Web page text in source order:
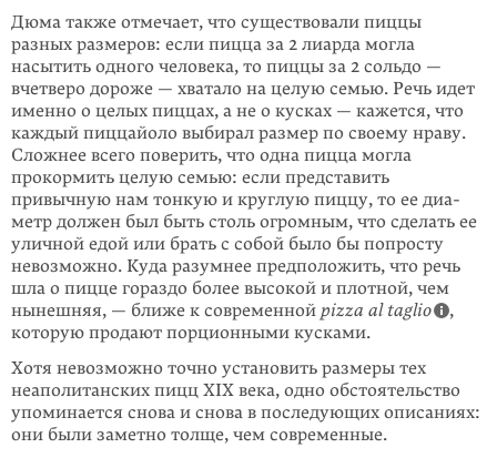
Дюма также отмечает, что существовали пиццы
разных размеров: если пицца за 2 лиарда могла
насытить одного человека, то пиццы за 2 сольдо —
вчетверо дороже — хватало на целую семью. Речь идет
именно о целых пиццах, а не о кусках — кажется, что
каждый пиццайоло выбирал размер по своему нраву.
Сложнее всего поверить, что одна пицца могла
прокормить целую семью: если представить
привычную нам тонкую и круглую пиццу, то ее диа­
метр должен был быть столь огромным, что сделать ее
уличной едой или брать с собой было бы попросту
невозможно. Куда разумнее предпо­ложить, что речь
шла о пицце гораздо более высокой и плотной, чем
нынешняя, — ближе к современной pizza al taglio
,
которую продают порционными кусками.
Хотя невозможно точно установить размеры тех
неаполитанских пицц XIX века, одно обстоятельство
упоминается снова и снова в последующих описаниях:
они были заметно толще, чем современные.